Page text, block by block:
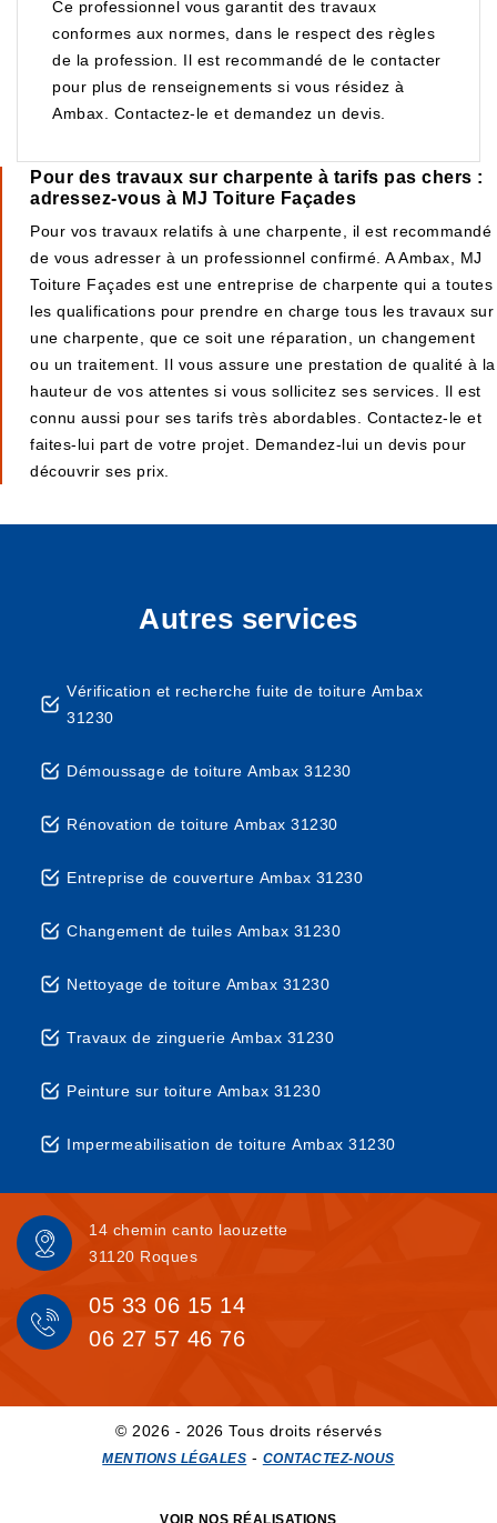
Ce professionnel vous garantit des travaux
conformes aux normes, dans le respect des règles
de la profession. Il est recommandé de le contacter
pour plus de renseignements si vous résidez à
Ambax. Contactez-le et demandez un devis.
Pour des travaux sur charpente à tarifs pas chers :
adressez-vous à MJ Toiture Façades
Pour vos travaux relatifs à une charpente, il est recommandé
de vous adresser à un professionnel confirmé. A Ambax, MJ
Toiture Façades est une entreprise de charpente qui a toutes
les qualifications pour prendre en charge tous les travaux sur
une charpente, que ce soit une réparation, un changement
ou un traitement. Il vous assure une prestation de qualité à la
hauteur de vos attentes si vous sollicitez ses services. Il est
connu aussi pour ses tarifs très abordables. Contactez-le et
faites-lui part de votre projet. Demandez-lui un devis pour
découvrir ses prix.
Autres services
Vérification et recherche fuite de toiture Ambax
31230
Démoussage de toiture Ambax 31230
Rénovation de toiture Ambax 31230
Entreprise de couverture Ambax 31230
Changement de tuiles Ambax 31230
Nettoyage de toiture Ambax 31230
Travaux de zinguerie Ambax 31230
Peinture sur toiture Ambax 31230
Impermeabilisation de toiture Ambax 31230
14 chemin canto laouzette
31120 Roques
05 33 06 15 14
06 27 57 46 76
© 2026 - 2026 Tous droits réservés
MENTIONS LÉGALES - CONTACTEZ-NOUS
VOIR NOS RÉALISATIONS